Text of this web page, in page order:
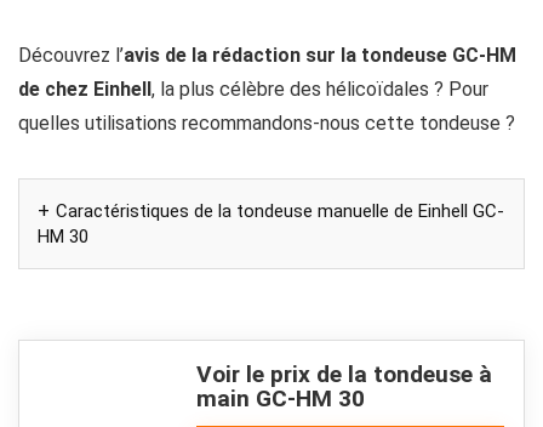
Découvrez l’avis de la rédaction sur la tondeuse GC-HM
de chez Einhell , la plus célèbre des hélicoïdales ? Pour
quelles utilisations recommandons-nous cette tondeuse ?
Caractéristiques de la tondeuse manuelle de Einhell GC-
HM 30
Voir le prix de la tondeuse à
main GC-HM 30